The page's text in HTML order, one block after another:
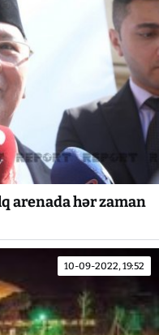
arenada hər zaman
10-09-2022, 19:52